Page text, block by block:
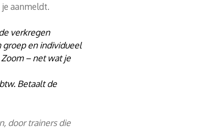
aanmeldt.
verkregen
groep en individueel
– net wat je
Betaalt de
door trainers die